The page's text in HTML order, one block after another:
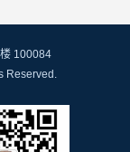
100084
Reserved.